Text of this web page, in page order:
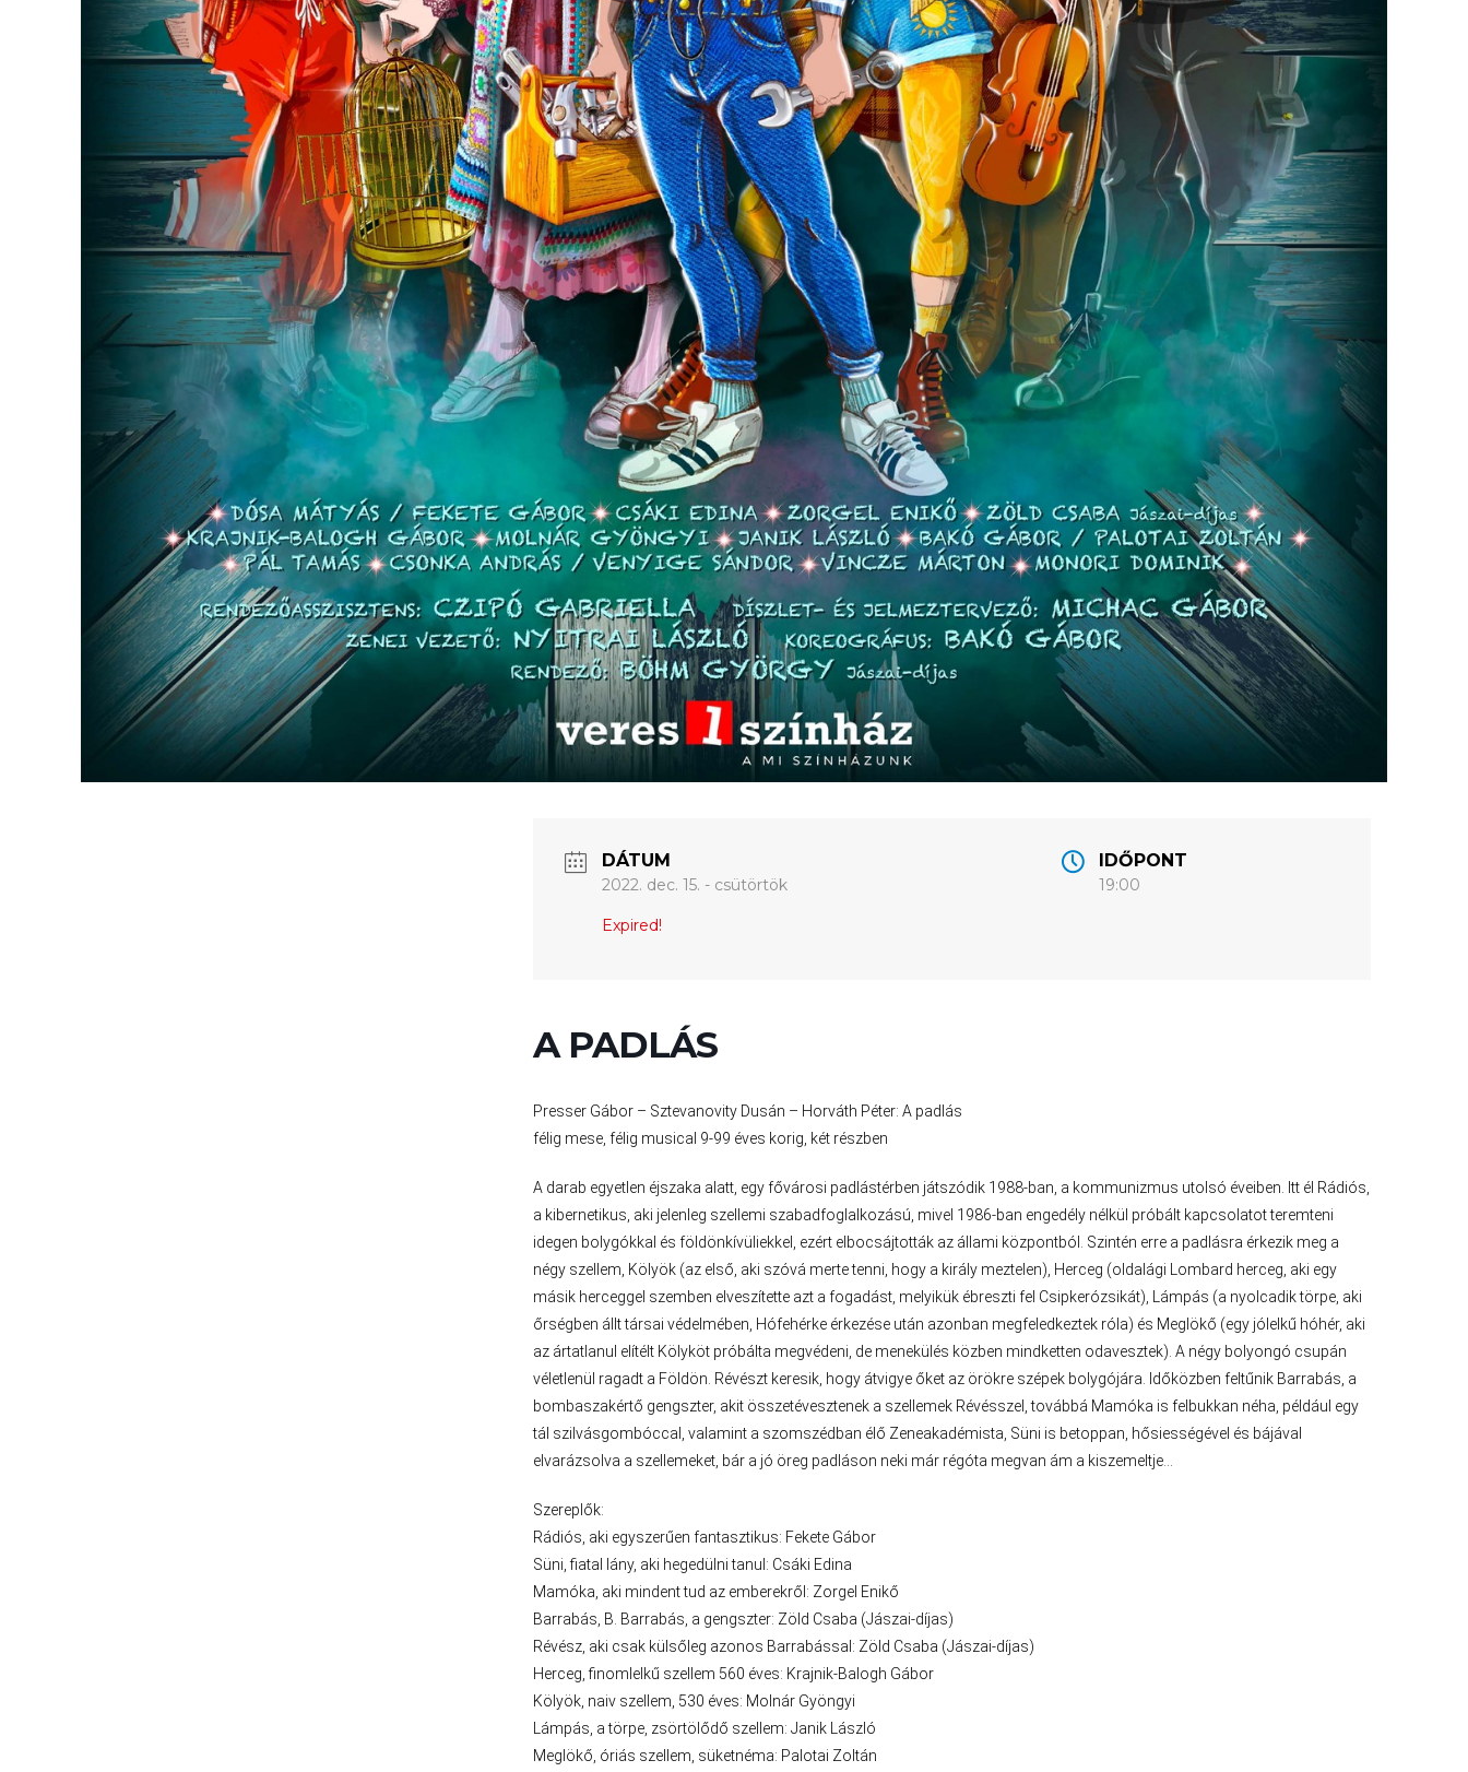
KÖLTSÉGVETÉSI
RENDELETEK
AZ
ÉPÜLŐ
VÁROS
FEJLESZTÉSEK
KÖRNYEZETVÉDELEM
TELEPÜLÉSRENDEZÉS
STRATÉGIÁK
KONCEPCIÓK
BEJELENTŐ
DÁTUM
2022. dec. 15. - csütörtök
Expired!
IDŐPONT
19:00
A PADLÁS
Presser Gábor – Sztevanovity Dusán – Horváth Péter: A padlás
félig mese, félig musical 9-99 éves korig, két részben
A darab egyetlen éjszaka alatt, egy fővárosi padlástérben játszódik 1988-ban, a kommunizmus utolsó éveiben. Itt él Rádiós,
a kibernetikus, aki jelenleg szellemi szabadfoglalkozású, mivel 1986-ban engedély nélkül próbált kapcsolatot teremteni
idegen bolygókkal és földönkívüliekkel, ezért elbocsájtották az állami központból. Szintén erre a padlásra érkezik meg a
négy szellem, Kölyök (az első, aki szóvá merte tenni, hogy a király meztelen), Herceg (oldalági Lombard herceg, aki egy
másik herceggel szemben elveszítette azt a fogadást, melyikük ébreszti fel Csipkerózsikát), Lámpás (a nyolcadik törpe, aki
őrségben állt társai védelmében, Hófehérke érkezése után azonban megfeledkeztek róla) és Meglökő (egy jólelkű hóhér, aki
az ártatlanul elítélt Kölyköt próbálta megvédeni, de menekülés közben mindketten odavesztek). A négy bolyongó csupán
véletlenül ragadt a Földön. Révészt keresik, hogy átvigye őket az örökre szépek bolygójára. Időközben feltűnik Barrabás, a
bombaszakértő gengszter, akit összetévesztenek a szellemek Révésszel, továbbá Mamóka is felbukkan néha, például egy
tál szilvásgombóccal, valamint a szomszédban élő Zeneakadémista, Süni is betoppan, hősiességével és bájával
elvarázsolva a szellemeket, bár a jó öreg padláson neki már régóta megvan ám a kiszemeltje…
Szereplők:
Rádiós, aki egyszerűen fantasztikus: Fekete Gábor
Süni, fiatal lány, aki hegedülni tanul: Csáki Edina
Mamóka, aki mindent tud az emberekről: Zorgel Enikő
Barrabás, B. Barrabás, a gengszter: Zöld Csaba (Jászai-díjas)
Révész, aki csak külsőleg azonos Barrabással: Zöld Csaba (Jászai-díjas)
Herceg, finomlelkű szellem 560 éves: Krajnik-Balogh Gábor
Kölyök, naiv szellem, 530 éves: Molnár Gyöngyi
Lámpás, a törpe, zsörtölődő szellem: Janik László
Meglökő, óriás szellem, süketnéma: Palotai Zoltán